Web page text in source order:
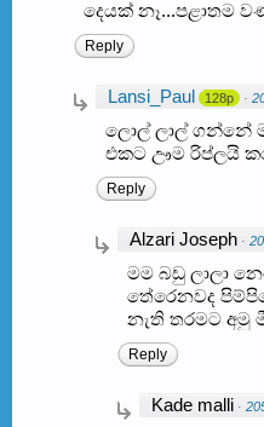
දෙයක් නෑ...පළාතම
Reply
Lansi_Paul 128p ·
ලොල් ලාල් ගන්නේ
එකට ඌම රිප්ලයි
Reply
Alzari Joseph ·
මම බඩු ලාලා
තේරෙනවද
නැති තරමට අමු
Reply
Kade malli ·